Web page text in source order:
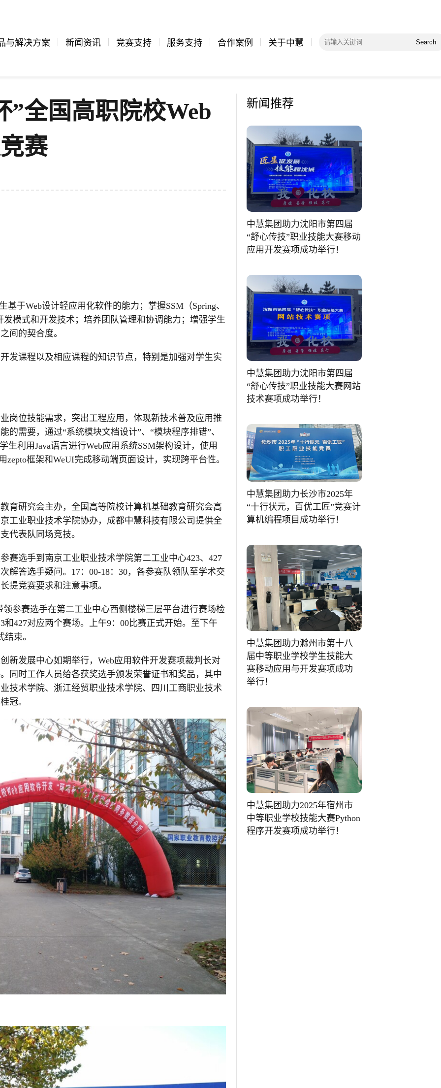
与解决方案 新闻资讯 竞赛支持 服务支持 合作案例 关于中慧 Search
”全国高职院校Web
赛
于Web设计轻应用化软件的能力；掌握SSM（Spring、
发模式和开发技术；培养团队管理和协调能力；增强学生
间的契合度。
发课程以及相应课程的知识节点，特别是加强对学生实
岗位技能需求，突出工程应用，体现新技术普及应用推
的需要，通过“系统模块文档设计”、“模块程序排错”、
生利用Java语言进行Web应用系统SSM架构设计，使用
zepto框架和WeUI完成移动端页面设计，实现跨平台性。
育研究会主办，全国高等院校计算机基础教育研究会高
工业职业技术学院协办，成都中慧科技有限公司提供全
代表队同场竞技。
赛选手到南京工业职业技术学院第二工业中心423、427
解答选手疑问。17：00-18：30，各参赛队领队至学术交
提竞赛要求和注意事项。
领参赛选手在第二工业中心西侧楼梯三层平台进行赛场检
427对应两个赛场。上午9：00比赛正式开始。至下午
束。
新发展中心如期举行，Web应用软件开发赛项裁判长对
同时工作人员给各获奖选手颁发荣誉证书和奖品，其中
技术学院、浙江经贸职业技术学院、四川工商职业技术
冠。
新闻推荐
中慧集团助力沈阳市第四届
“舒心传技”职业技能大赛移动
应用开发赛项成功举行！
中慧集团助力沈阳市第四届
“舒心传技”职业技能大赛网站
技术赛项成功举行！
中慧集团助力长沙市2025年
“十行状元，百优工匠”竞赛计
算机编程项目成功举行！
中慧集团助力滁州市第十八
届中等职业学校学生技能大
赛移动应用与开发赛项成功
举行！
中慧集团助力2025年宿州市
中等职业学校技能大赛Python
程序开发赛项成功举行！